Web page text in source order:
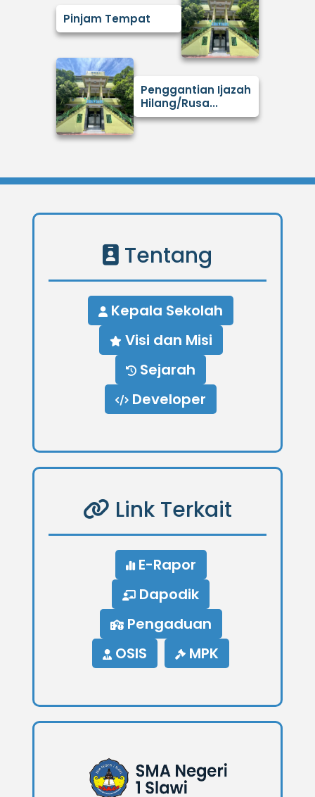
Pinjam Tempat
Penggantian Ijazah
Hilang/Rusa...
Tentang
Kepala Sekolah
Visi dan Misi
Sejarah
Developer
Link Terkait
E-Rapor
Dapodik
Pengaduan
OSIS
MPK